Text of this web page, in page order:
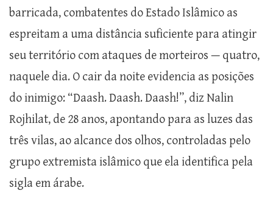
barricada, combatentes do Estado Islâmico as
espreitam a uma distância suficiente para atingir
seu território com ataques de morteiros — quatro,
naquele dia. O cair da noite evidencia as posições
do inimigo: “Daash. Daash. Daash!”, diz Nalin
Rojhilat, de 28 anos, apontando para as luzes das
três vilas, ao alcance dos olhos, controladas pelo
grupo extremista islâmico que ela identifica pela
sigla em árabe.